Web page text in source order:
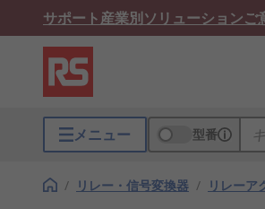
サポート産業別ソリューションご
メニュー 型番
/ リレー・信号変換器 / リレーア